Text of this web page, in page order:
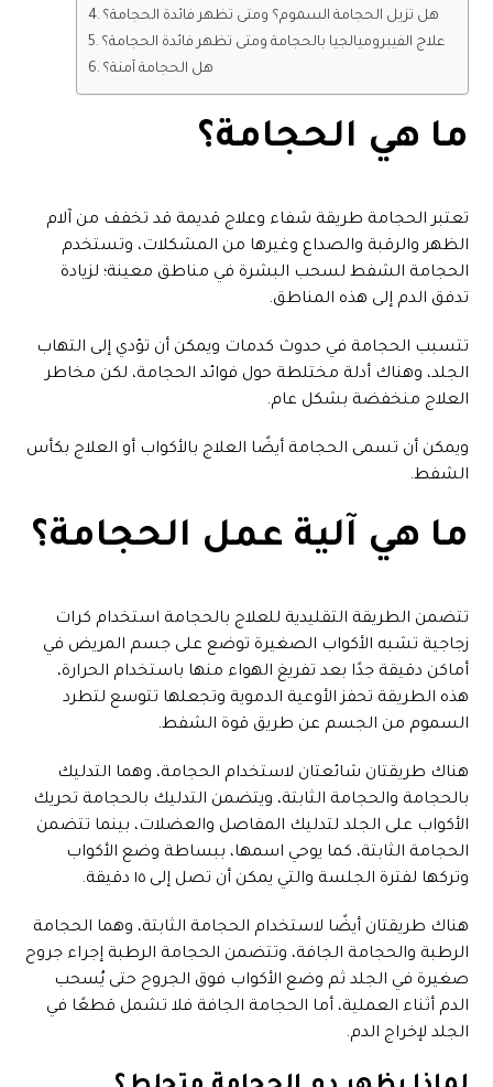
هل تزيل الحجامة السموم؟ ومتى تظهر فائدة الحجامة؟
علاج الفيبروميالجيا بالحجامة ومتى تظهر فائدة الحجامة؟
هل الحجامة آمنة؟
ما هي الحجامة؟
تعتبر الحجامة طريقة شفاء وعلاج قديمة قد تخفف من آلام
الظهر والرقبة والصداع وغيرها من المشكلات، وتستخدم
الحجامة الشفط لسحب البشرة في مناطق معينة؛ لزيادة
تدفق الدم إلى هذه المناطق.
تتسبب الحجامة في حدوث كدمات ويمكن أن تؤدي إلى التهاب
الجلد، وهناك أدلة مختلطة حول فوائد الحجامة، لكن مخاطر
العلاج منخفضة بشكل عام.
ويمكن أن تسمى الحجامة أيضًا العلاج بالأكواب أو العلاج بكأس
الشفط.
ما هي آلية عمل الحجامة؟
تتضمن الطريقة التقليدية للعلاج بالحجامة استخدام كرات
زجاجية تشبه الأكواب الصغيرة توضع على جسم المريض في
أماكن دقيقة جدًا بعد تفريغ الهواء منها باستخدام الحرارة،
هذه الطريقة تحفز الأوعية الدموية وتجعلها تتوسع لتطرد
السموم من الجسم عن طريق قوة الشفط.
هناك طريقتان شائعتان لاستخدام الحجامة، وهما التدليك
بالحجامة والحجامة الثابتة، ويتضمن التدليك بالحجامة تحريك
الأكواب على الجلد لتدليك المفاصل والعضلات، بينما تتضمن
الحجامة الثابتة، كما يوحي اسمها، ببساطة وضع الأكواب
وتركها لفترة الجلسة والتي يمكن أن تصل إلى ١٥ دقيقة.
هناك طريقتان أيضًا لاستخدام الحجامة الثابتة، وهما الحجامة
الرطبة والحجامة الجافة، وتتضمن الحجامة الرطبة إجراء جروح
صغيرة في الجلد ثم وضع الأكواب فوق الجروح حتى يُسحب
الدم أثناء العملية، أما الحجامة الجافة فلا تشمل قطعًا في
الجلد لإخراج الدم.